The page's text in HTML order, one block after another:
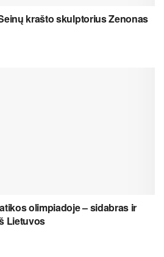
krašto skulptorius Zenonas
olimpiadoje – sidabras ir
Lietuvos